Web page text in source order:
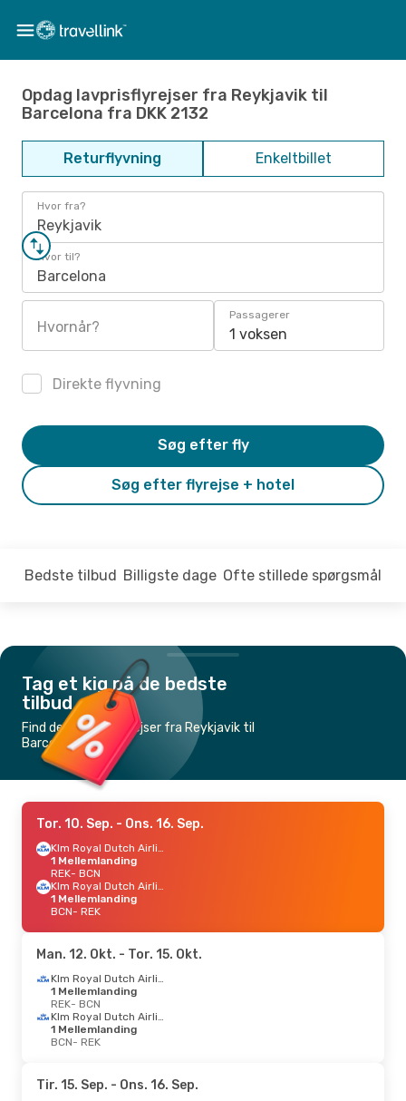
Opdag lavprisflyrejser fra Reykjavik til
Barcelona fra DKK 2132
Returflyvning Enkeltbillet
Hvor fra?
Reykjavik
Hvor til?
Barcelona
Hvornår?
Passagerer
1 voksen
Direkte flyvning
Søg efter flyrejse + hotel
Søg efter fly
Bedste tilbud Billigste dage Ofte stillede spørgsmål
Tag et kig på de bedste
tilbud
Find de billigste flyrejser fra Reykjavik til
Barcelona
Tor. 10. Sep. - Ons. 16. Sep.
Klm Royal Dutch Airlines
1 Mellemlanding
REK- BCN
Klm Royal Dutch Airlines
1 Mellemlanding
BCN- REK
Man. 12. Okt. - Tor. 15. Okt.
Klm Royal Dutch Airlines
1 Mellemlanding
REK- BCN
Klm Royal Dutch Airlines
1 Mellemlanding
BCN- REK
Tir. 15. Sep. - Ons. 16. Sep.